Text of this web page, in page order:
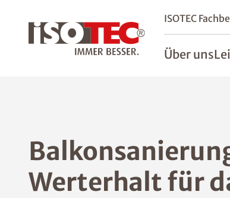
ISOTEC
Über uns
Werterhalt für